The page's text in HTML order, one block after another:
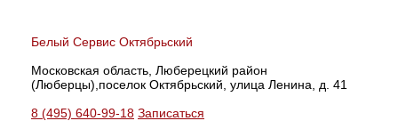
Белый Сервис Октябрьский
Московская область, Люберецкий район
(Люберцы),поселок Октябрьский, улица Ленина, д. 41
8 (495) 640-99-18 Записаться